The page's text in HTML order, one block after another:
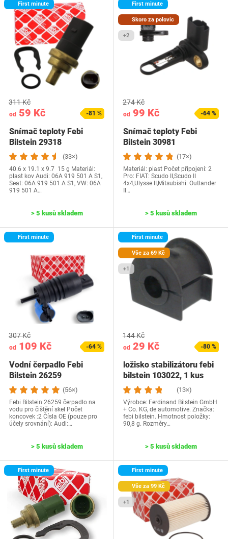
First minute
od 59 Kč
311 Kč
-81 %
Snímač teploty Febi
Bilstein 29318
(33×)
40.6 x 19.1 x 9.7 ‎15 g Materiál:
plast kov Audi: 06A 919 501 A S1,
Seat: 06A 919 501 A S1, VW: 06A
919 501 A…
> 5 kusů skladem
First minute
Skoro za polovic
+2
od 99 Kč
274 Kč
-64 %
Snímač teploty Febi
Bilstein 30981
(17×)
Materiál: plast Počet připojení: 2
Pro: FIAT: Scudo II,Scudo II
4x4,Ulysse II,Mitsubishi: Outlander
II…
> 5 kusů skladem
First minute
od 109 Kč
307 Kč
-64 %
Vodní čerpadlo Febi
Bilstein 26259
(56×)
Febi Bilstein 26259 čerpadlo na
vodu pro čištění skel Počet
koncovek :2 Čísla OE (pouze pro
účely srovnání): Audi:…
> 5 kusů skladem
First minute
Vše za 69 Kč
+1
od 29 Kč
144 Kč
-80 %
ložisko stabilizátoru febi
bilstein 103022, 1 kus
(13×)
Výrobce: Ferdinand Bilstein GmbH
+ Co. KG, de automotive. Značka:
febi bilstein. Hmotnost položky:
90,8 g. Rozměry…
> 5 kusů skladem
First minute First minute
Vše za 99 Kč
+1